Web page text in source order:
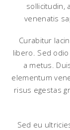
sollicitudin,
venenatis
Curabitur
libero. Sed
a metus.
elementum
risus egestas
Sed eu